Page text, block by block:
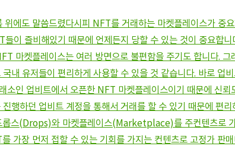
에도 말씀드렸다시피 NFT를 거래하는 마켓플레이스가 중
이 즐비해있기 때문에 언제든지 당할 수 있는 것이 중요합
마켓플레이스는 여러 방면으로 불편함을 주기도 합니다. 그
국내 유저들이 편리하게 사용할 수 있을 것 같습니다. 바로
소인 업비트에서 오픈한 NFT 마켓플레이스이기 때문에 신뢰
행하던 업비트 계정을 통해서 거래를 할 수 있기 때문에 편
스(Drops)와 마켓플레이스(Marketplace)를 주컨텐츠로
가장 먼저 접할 수 있는 기회를 가지는 컨텐츠로 고정가 판